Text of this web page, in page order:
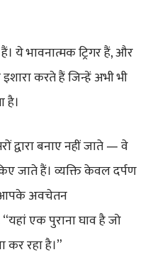
हैं। ये भावनात्मक ट्रिगर हैं, और
करते हैं जिन्हें अभी भी
है।
द्वारा बनाए नहीं जाते — वे
जाते हैं। व्यक्ति केवल दर्पण
आपके अवचेतन
एक पुराना घाव है जो
कर रहा है।”